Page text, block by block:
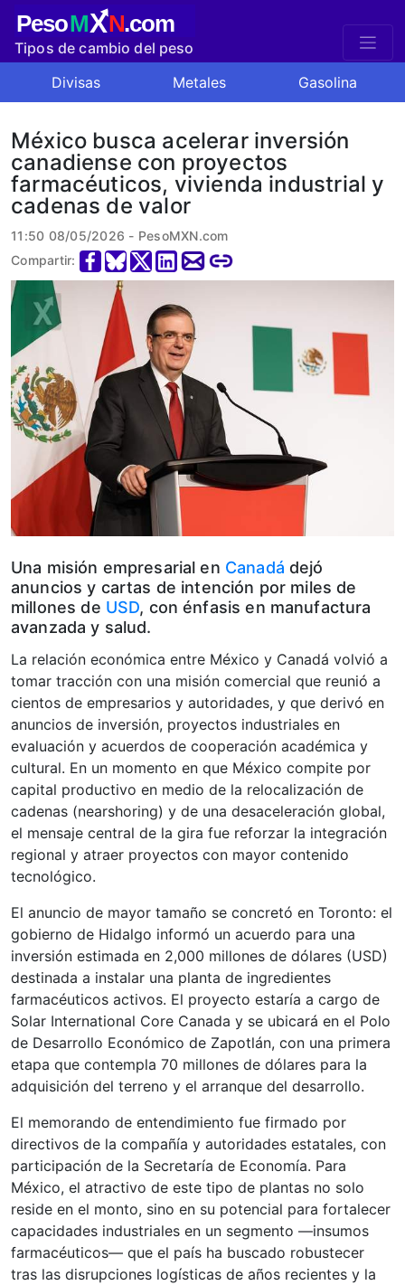
PesoMXN.com
Tipos de cambio del peso
Divisas Metales Gasolina
México busca acelerar inversión
canadiense con proyectos
farmacéuticos, vivienda industrial y
cadenas de valor
11:50 08/05/2026 - PesoMXN.com
Compartir:
Una misión empresarial en Canadá dejó
anuncios y cartas de intención por miles de
millones de USD, con énfasis en manufactura
avanzada y salud.
La relación económica entre México y Canadá volvió a
tomar tracción con una misión comercial que reunió a
cientos de empresarios y autoridades, y que derivó en
anuncios de inversión, proyectos industriales en
evaluación y acuerdos de cooperación académica y
cultural. En un momento en que México compite por
capital productivo en medio de la relocalización de
cadenas (nearshoring) y de una desaceleración global,
el mensaje central de la gira fue reforzar la integración
regional y atraer proyectos con mayor contenido
tecnológico.
El anuncio de mayor tamaño se concretó en Toronto: el
gobierno de Hidalgo informó un acuerdo para una
inversión estimada en 2,000 millones de dólares (USD)
destinada a instalar una planta de ingredientes
farmacéuticos activos. El proyecto estaría a cargo de
Solar International Core Canada y se ubicará en el Polo
de Desarrollo Económico de Zapotlán, con una primera
etapa que contempla 70 millones de dólares para la
adquisición del terreno y el arranque del desarrollo.
El memorando de entendimiento fue firmado por
directivos de la compañía y autoridades estatales, con
participación de la Secretaría de Economía. Para
México, el atractivo de este tipo de plantas no solo
reside en el monto, sino en su potencial para fortalecer
capacidades industriales en un segmento —insumos
farmacéuticos— que el país ha buscado robustecer
tras las disrupciones logísticas de años recientes y la